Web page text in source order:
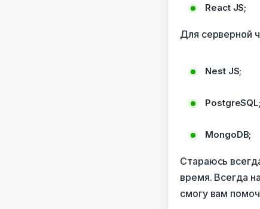
React JS;
Для серверной
Nest JS;
PostgreSQL;
MongoDB;
Стараюсь
время. Всегда
смогу вам